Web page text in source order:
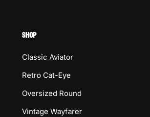
SHOP
Classic Aviator
Retro Cat-Eye
Oversized Round
Vintage Wayfarer